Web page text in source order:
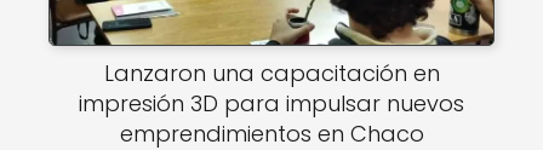
Lanzaron una capacitación en
impresión 3D para impulsar nuevos
emprendimientos en Chaco